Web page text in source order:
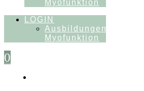
Myofunktion
LOGIN
Ausbildungen
Myofunktion
0